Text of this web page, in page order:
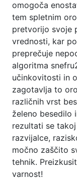
omogoča
tem spletnim
pretvorijo svoje
vrednosti, kar
preprečuje
algoritma
učinkovitosti in
zagotavlja to
različnih vrst
želeno besedilo
rezultati se
razvijalce,
močno zaščito
tehnik.
varnost!